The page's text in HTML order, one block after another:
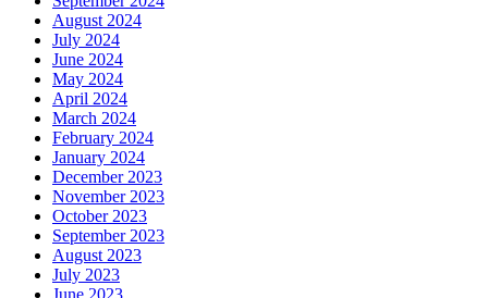
August 2024
July 2024
June 2024
May 2024
April 2024
March 2024
February 2024
January 2024
December 2023
November 2023
October 2023
September 2023
August 2023
July 2023
June 2023